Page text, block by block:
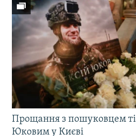
Прощання з пошуковцем
Юковим у Києві